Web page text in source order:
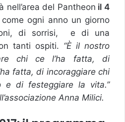
nell’area del Pantheon il 4
ogni anno un giorno
di sorrisi, e di una
tanti ospiti. “È il nostro
chi ce l’ha fatta, di
fatta, di incoraggiare chi
e di festeggiare la vita.”
Anna Milici.